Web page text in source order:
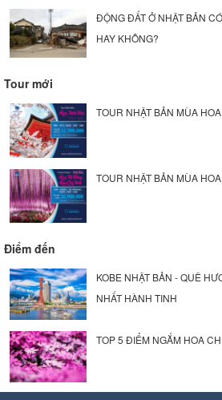
ĐỘNG ĐẤT Ở NHẬT BẢN
HAY KHÔNG?
Tour mới
TOUR NHẬT BẢN MÙA
TOUR NHẬT BẢN MÙA
Điểm đến
KOBE NHẬT BẢN - QUÊ
NHẤT HÀNH TINH
TOP 5 ĐIỂM NGẮM HOA